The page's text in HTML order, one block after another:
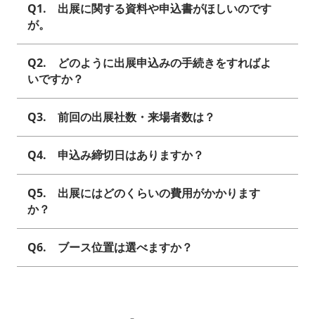
Q1. 出展に関する資料や申込書がほしいのです
が。
Q2. どのように出展申込みの手続きをすればよ
いですか？
Q3. 前回の出展社数・来場者数は？
Q4. 申込み締切日はありますか？
Q5. 出展にはどのくらいの費用がかかります
か？
Q6. ブース位置は選べますか？